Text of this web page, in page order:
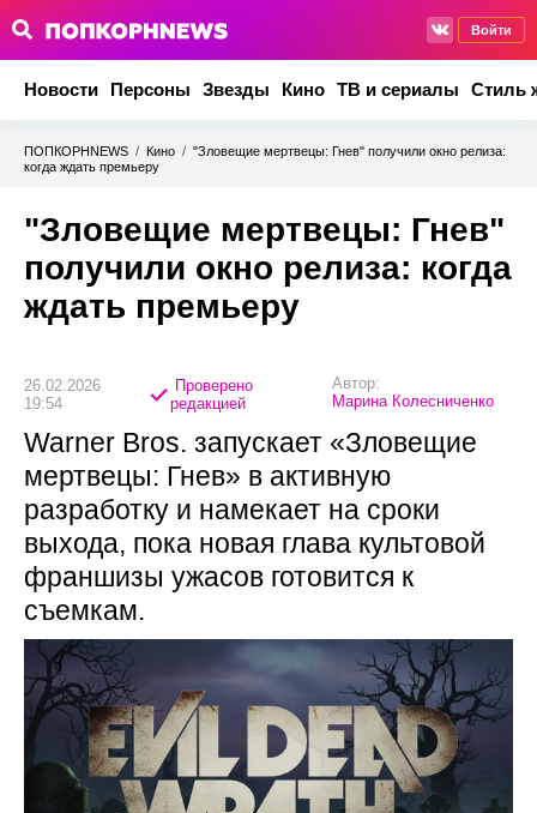
Войти
Новости Персоны Звезды Кино ТВ и сериалы Стиль
ПОПКОРНNEWS / Кино / "Зловещие мертвецы: Гнев" получили окно релиза:
когда ждать премьеру
"Зловещие мертвецы: Гнев"
получили окно релиза: когда
ждать премьеру
26.02.2026
19:54
Проверено
редакцией
Автор:
Марина Колесниченко
Warner Bros. запускает «Зловещие
мертвецы: Гнев» в активную
разработку и намекает на сроки
выхода, пока новая глава культовой
франшизы ужасов готовится к
съемкам.